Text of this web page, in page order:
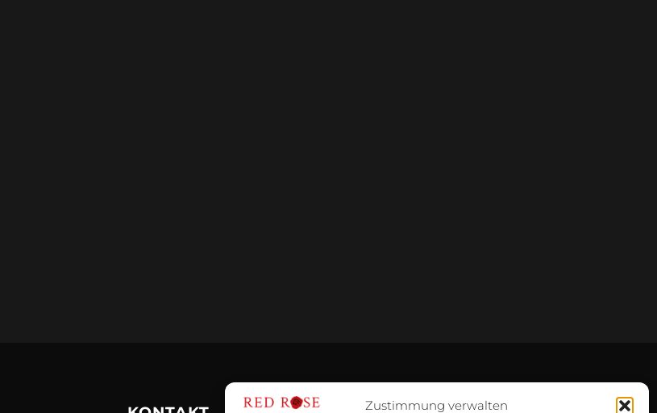
Zustimmung verwalten